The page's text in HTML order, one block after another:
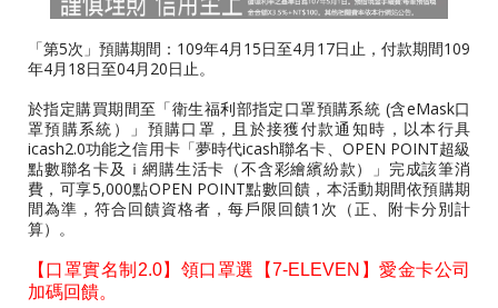
「第5次」預購期間：109年4月15日至4月17日止，付款期間109
年4月18日至04月20日止。
於指定購買期間至「衛生福利部指定口罩預購系統 (含eMask口
罩預購系統）」預購口罩，且於接獲付款通知時，以本行具
icash2.0功能之信用卡「夢時代icash聯名卡、OPEN POINT超級
點數聯名卡及ｉ網購生活卡（不含彩繪繽紛款）」完成該筆消
費，可享5,000點OPEN POINT點數回饋，本活動期間依預購期
間為準，符合回饋資格者，每戶限回饋1次（正、附卡分別計
算）。
【口罩實名制2.0】領口罩選【7-ELEVEN】愛金卡公司
加碼回饋。